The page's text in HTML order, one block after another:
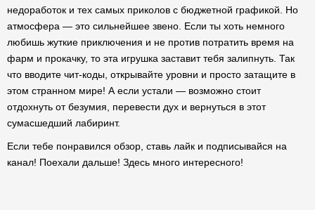
недоработок и тех самых приколов с бюджетной графикой. Но
атмосфера — это сильнейшее звено. Если ты хоть немного
любишь жуткие приключения и не против потратить время на
фарм и прокачку, то эта игрушка заставит тебя залипнуть. Так
что вводите чит-коды, открывайте уровни и просто затащите в
этом странном мире! А если устали — возможно стоит
отдохнуть от безумия, перевести дух и вернуться в этот
сумасшедший лабиринт.
Если тебе понравился обзор, ставь лайк и подписывайся на
канал! Поехали дальше! Здесь много интересного!